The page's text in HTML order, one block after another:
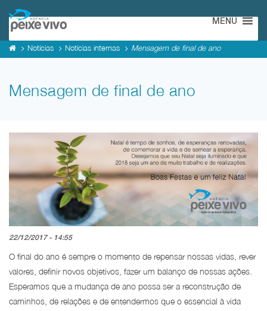
MENU
Notícias Notícias internas Mensagem de final de ano
Mensagem de final de ano
22/12/2017 - 14:55
O final do ano é sempre o momento de repensar nossas vidas, rever
valores, definir novos objetivos, fazer um balanço de nossas ações.
Esperamos que a mudança de ano possa ser a reconstrução de
caminhos, de relações e de entendermos que o essencial à vida